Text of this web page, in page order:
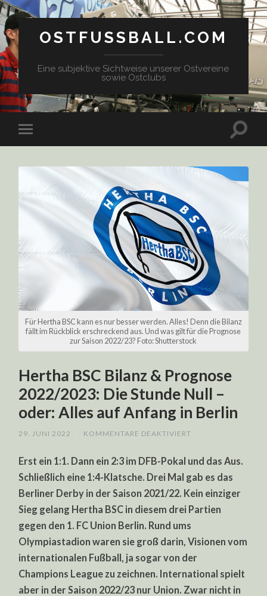
OSTFUSSBALL.COM
Eine subjektive Sichtweise unserer Ostvereine
sowie Ostclubs
Für Hertha BSC kann es nur besser werden. Alles! Denn die Bilanz
fällt im Rückblick erschreckend aus. Und was gilt für die Prognose
zur Saison 2022/23? Foto: Shutterstock
Hertha BSC Bilanz & Prognose
2022/2023: Die Stunde Null –
oder: Alles auf Anfang in Berlin
29. JUNI 2022 KOMMENTARE DEAKTIVIERT
BILANZ
PROGNOSE
DIE
STUNDE
NULL
ALLES
ANFANG
BERLIN
Erst ein 1:1. Dann ein 2:3 im DFB-Pokal und das Aus.
Schließlich eine 1:4-Klatsche. Drei Mal gab es das
Berliner Derby in der Saison 2021/22. Kein einziger
Sieg gelang Hertha BSC in diesem drei Partien
gegen den 1. FC Union Berlin. Rund ums
Olympiastadion waren sie groß darin, Visionen vom
internationalen Fußball, ja sogar von der
Champions League zu zeichnen. International spielt
aber in der Saison 2022/23 nur Union. Zwar nicht in